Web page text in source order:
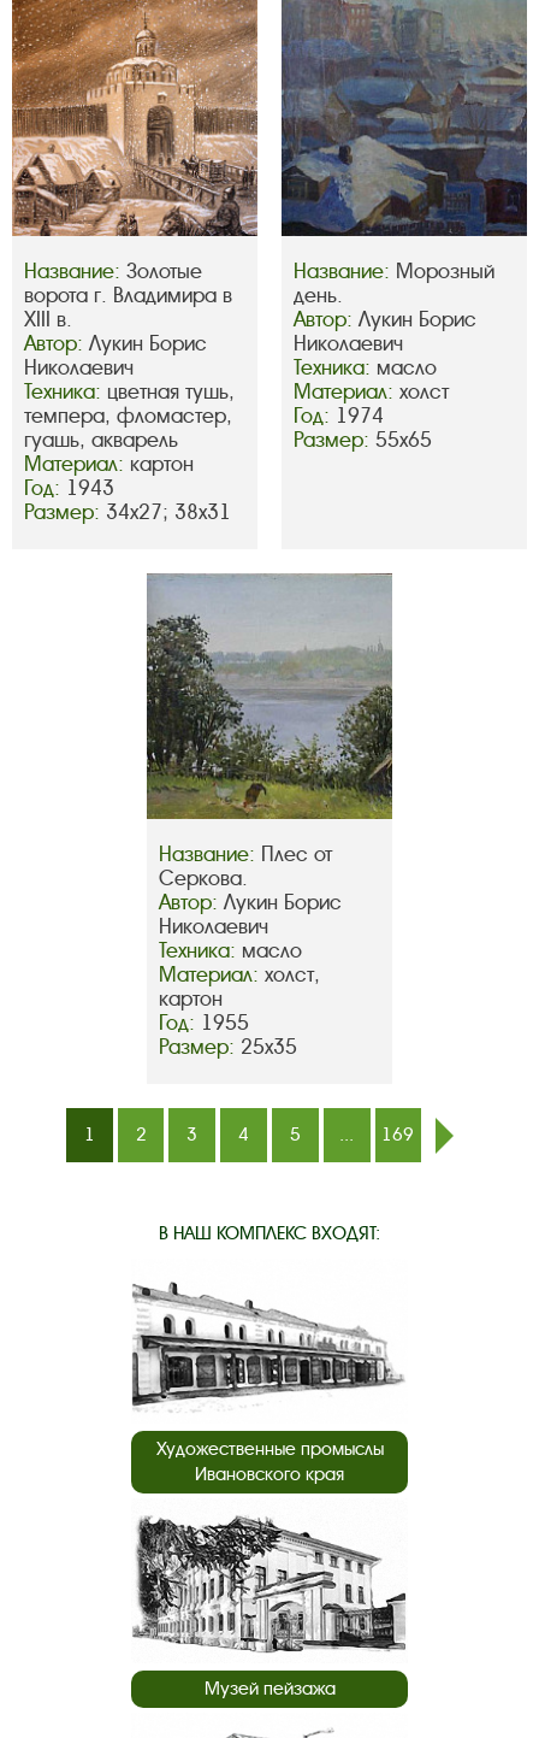
Название: Золотые
ворота г. Владимира в
XIII в.
Автор: Лукин Борис
Николаевич
Техника: цветная тушь,
темпера, фломастер,
гуашь, акварель
Материал: картон
Год: 1943
Размер: 34х27; 38х31
Название: Морозный
день.
Автор: Лукин Борис
Николаевич
Техника: масло
Материал: холст
Год: 1974
Размер: 55х65
Название: Плес от
Серкова.
Автор: Лукин Борис
Николаевич
Техника: масло
Материал: холст,
картон
Год: 1955
Размер: 25х35
1 2 3 4 5 ...
169
В НАШ КОМПЛЕКС ВХОДЯТ:
Художественные промыслы
Ивановского края
Музей пейзажа